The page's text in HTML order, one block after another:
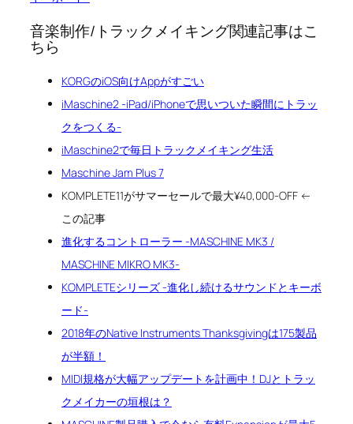
音楽制作/トラックメイキング関連記事はこ
ちら
KORGのiOS向けAppがすごい
iMaschine2 -iPad/iPhoneで思いついた瞬間にトラッ
クをつくる-
iMaschine2で毎日トラックメイキング生活
Maschine Jam Plus 7
KOMPLETE11がサマーセールで最大¥40,000-OFF ←
この記事
進化するコントローラー -MASCHINE MK3 /
MASCHINE MIKRO MK3-
KOMPLETEシリーズ -進化し続けるサウンドとキーボ
ード-
2018年のNative Instruments Thanksgivingは175製品
が半額！
MIDI規格が大幅アップデートを計画中！DJとトラッ
クメイカーの垣根は？